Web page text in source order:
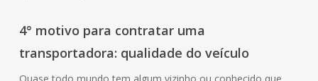
4° motivo para contratar uma
transportadora: qualidade do veículo